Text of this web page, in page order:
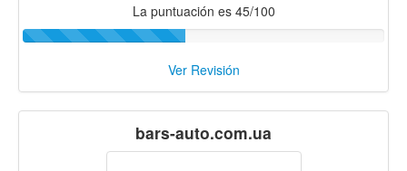
La puntuación es 45/100
Ver Revisión
bars-auto.com.ua